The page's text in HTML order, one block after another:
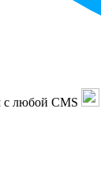
с любой CMS